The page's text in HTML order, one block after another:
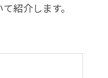
紹介します。